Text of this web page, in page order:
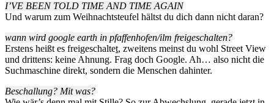
I’VE BEEN TOLD TIME AND TIME AGAIN
Und warum zum Weihnachtsteufel hältst du dich dann nicht daran?
wann wird google earth in pfaffenhofen/ilm freigeschalten?
Erstens heißt es freigeschaltet, zweitens meinst du wohl Street View
und drittens: keine Ahnung. Frag doch Google. Ah… also nicht die
Suchmaschine direkt, sondern die Menschen dahinter.
Beschallung? Mit was?